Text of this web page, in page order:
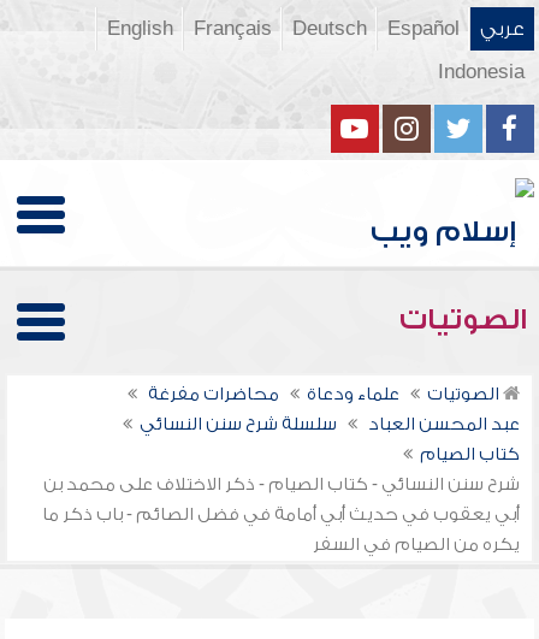
عربي Español
Deutsch
Français
English
Indonesia
الصوتيات
الصوتيات علماء ودعاة
محاضرات مفرغة
عبد المحسن العباد
سلسلة شرح سنن النسائي
كتاب الصيام
شرح سنن النسائي - كتاب الصيام - ذكر الاختلاف على محمد بن
أبي يعقوب في حديث أبي أمامة في فضل الصائم - باب ذكر ما
يكره من الصيام في السفر